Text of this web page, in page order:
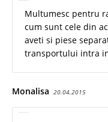
Multumesc pentru
cum sunt cele din
aveti si piese
transportului intra
Monalisa 20.04.2015